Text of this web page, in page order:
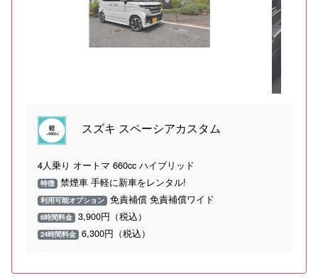
Previous Next
スズキ スペーシアカスタム
4人乗り オートマ 660cc ハイブリッド
特徴 禁煙車 手軽に新車をレンタル!
利用可能オプション 免責補償 免責補償ワイド
6時間料金 3,900円（税込）
24時間料金 6,300円（税込）